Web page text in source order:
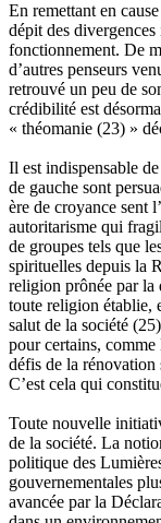
En remettant en
dépit des
fonctionnement. De
d’autres penseurs
retrouvé un peu de
crédibilité est
« théomanie (23) »
Il est indispensable
de gauche sont
ère de croyance sent
autoritarisme qui
de groupes tels que
spirituelles depuis la
religion prônée par la
toute religion établie,
salut de la société (25)
pour certains,
défis de la rénovation
C’est cela qui
Toute nouvelle
de la société. La
politique des
gouvernementales
avancée par la